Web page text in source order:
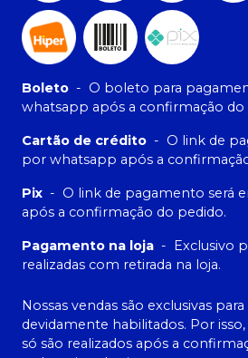
Boleto - O boleto para
whatsapp após a confirmação do
Cartão de crédito - O link de
por whatsapp após a
Pix - O link de pagamento será
após a confirmação do pedido.
Pagamento na loja -
Exclusivo
realizadas com retirada na loja.
Nossas vendas são exclusivas
devidamente habilitados. Por
só são realizados após a